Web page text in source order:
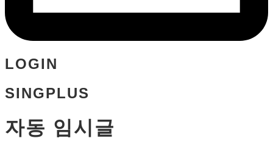
LOGIN
SINGPLUS
자동 임시글